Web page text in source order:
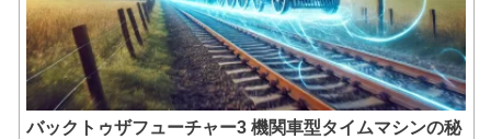
バックトゥザフューチャー3 機関車型タイムマシンの秘